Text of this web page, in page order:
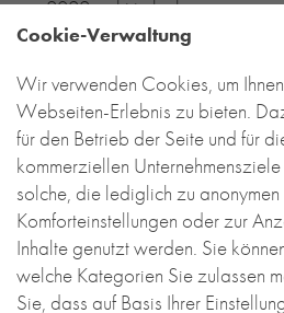
BLOG
2022 nicht teilnehmen.
Backstein-Kontor
Handel- und Service mit
GmbH
Leyendeckerstraße 4 |
Cookie-Verwaltung
Wir verwenden Cookies, um
Webseiten-Erlebnis zu bieten.
für den Betrieb der Seite und für
kommerziellen
solche, die lediglich zu
Komforteinstellungen oder zur
Inhalte genutzt werden. Sie
welche Kategorien Sie zulassen
Sie, dass auf Basis Ihrer